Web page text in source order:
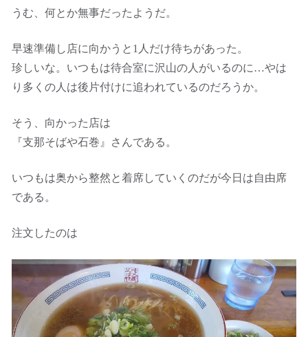
うむ、何とか無事だったようだ。
早速準備し店に向かうと1人だけ待ちがあった。
珍しいな。いつもは待合室に沢山の人がいるのに…やは
り多くの人は後片付けに追われているのだろうか。
そう、向かった店は
『支那そばや石巻』さんである。
いつもは奥から整然と着席していくのだが今日は自由席
である。
注文したのは